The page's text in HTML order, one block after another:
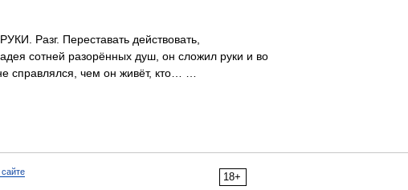
Разг. Переставать действовать,
сотней разорённых душ, он сложил руки и во
справлялся, чем он живёт, кто… …
18+